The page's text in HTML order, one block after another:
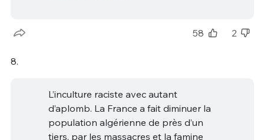
58 2
8.
L’inculture raciste avec autant
d’aplomb. La France a fait diminuer la
population algérienne de près d’un
tiers, par les massacres et la famine